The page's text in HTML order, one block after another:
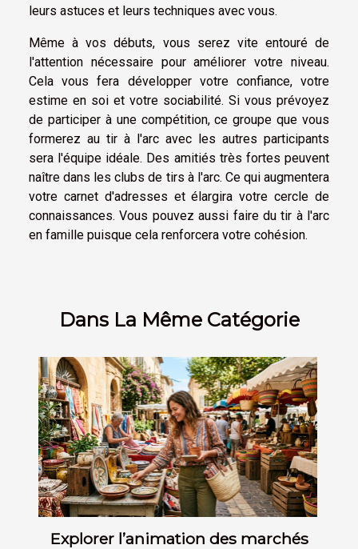
leurs astuces et leurs techniques avec vous.
Même à vos débuts, vous serez vite entouré de
l'attention nécessaire pour améliorer votre niveau.
Cela vous fera développer votre confiance, votre
estime en soi et votre sociabilité. Si vous prévoyez
de participer à une compétition, ce groupe que vous
formerez au tir à l'arc avec les autres participants
sera l'équipe idéale. Des amitiés très fortes peuvent
naître dans les clubs de tirs à l'arc. Ce qui augmentera
votre carnet d'adresses et élargira votre cercle de
connaissances. Vous pouvez aussi faire du tir à l'arc
en famille puisque cela renforcera votre cohésion.
Dans La Même Catégorie
Explorer l’animation des marchés